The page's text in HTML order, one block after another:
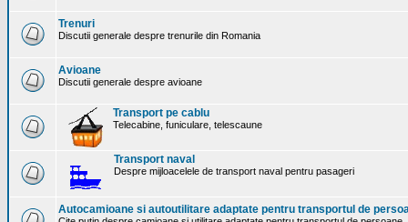
Trenuri
Discutii generale despre trenurile din Romania
Avioane
Discutii generale despre avioane
Transport pe cablu
Telecabine, funiculare, telescaune
Transport naval
Despre mijloacelele de transport naval pentru pasageri
Autocamioane si autoutilitare adaptate pentru transportul de